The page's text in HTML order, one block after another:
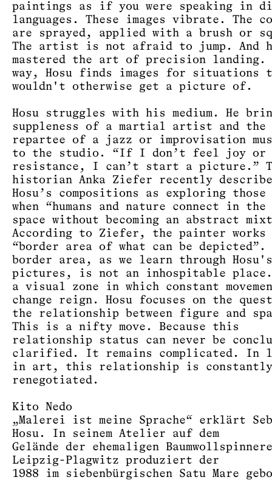
paintings as if you were speaking in
languages. These images vibrate. The
are sprayed, applied with a brush or
The artist is not afraid to jump. And
mastered the art of precision
way, Hosu finds images for situations
wouldn't otherwise get a picture of.
Hosu ​​struggles with his medium. He
suppleness of a martial artist and the
repartee of a jazz or improvisation
to the studio. “If I don’t feel joy or
resistance, I can’t start a picture.”
historian Anka Ziefer recently
Hosu’s compositions as exploring those
when “humans and nature connect in
space without becoming an abstract
According to Ziefer, the painter
“border area of ​​what can be depicted”.
border area, as we learn through Hosu's
pictures, is not an inhospitable
a visual zone in which constant
change reign. Hosu ​​focuses on the
the relationship between figure and
This is a nifty move. Because this
relationship status can never be
clarified. It remains complicated. In
in art, this relationship is constantly
renegotiated.
Kito Nedo
„Malerei ist meine Sprache“ erklärt
Hosu. In seinem Atelier auf dem
Gelände der ehemaligen
Leipzig-Plagwitz produziert der
1988 im siebenbürgischen Satu Mare